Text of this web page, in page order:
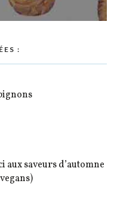
:
saveurs d’automne